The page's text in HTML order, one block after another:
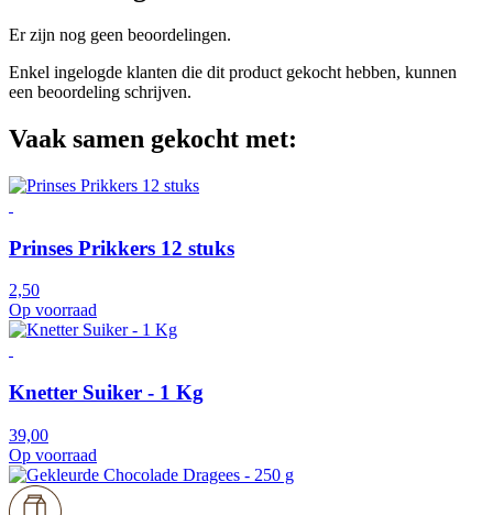
Er zijn nog geen beoordelingen.
Enkel ingelogde klanten die dit product gekocht hebben, kunnen
een beoordeling schrijven.
Vaak samen gekocht met:
Prinses Prikkers 12 stuks
2,50
Op voorraad
Knetter Suiker - 1 Kg
39,00
Op voorraad